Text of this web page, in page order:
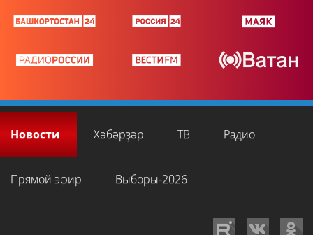
Новости Хәбәрҙәр ТВ Радио
Прямой эфир Выборы-2026